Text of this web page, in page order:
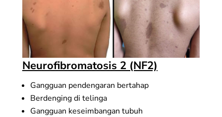
Neurofibromatosis 2 (NF2)
Gangguan pendengaran bertahap
Berdenging di telinga
Gangguan keseimbangan tubuh